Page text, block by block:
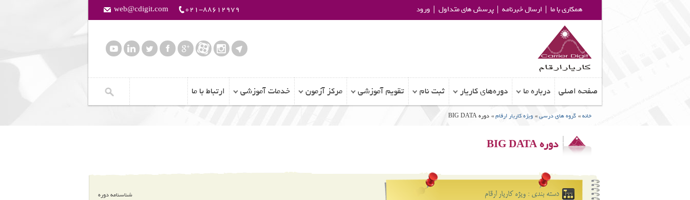
همکاری با ما ارسال خبرنامه پرسش های متداول ورود 021-88612979
web@cdigit.com
صفحه اصلی درباره ما دوره‌های کاریار ثبت نام تقویم آموزشی مرکز آزمون خدمات آموزشی ارتباط با ما
خانه» گروه های درسی» ویژه کاریار ارقام» دوره BIG DATA
دوره BIG DATA
دسته بندی : ویژه کاریار ارقام
شناسنامه دوره